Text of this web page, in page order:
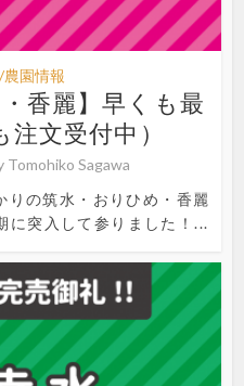
園情報
香麗】早くも最
文受付中）
Tomohiko Sagawa
りの筑水・おりひめ・香麗
に突入して参りました！...